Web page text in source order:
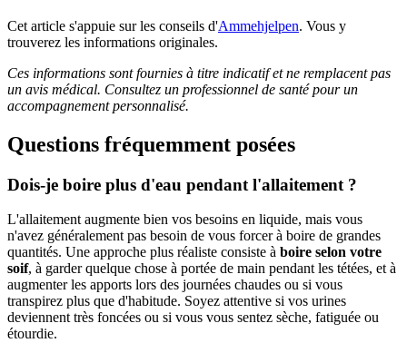
Cet article s'appuie sur les conseils d'Ammehjelpen. Vous y
trouverez les informations originales.
Ces informations sont fournies à titre indicatif et ne remplacent pas
un avis médical. Consultez un professionnel de santé pour un
accompagnement personnalisé.
Questions fréquemment posées
Dois-je boire plus d'eau pendant l'allaitement ?
L'allaitement augmente bien vos besoins en liquide, mais vous
n'avez généralement pas besoin de vous forcer à boire de grandes
quantités. Une approche plus réaliste consiste à boire selon votre
soif, à garder quelque chose à portée de main pendant les tétées, et à
augmenter les apports lors des journées chaudes ou si vous
transpirez plus que d'habitude. Soyez attentive si vos urines
deviennent très foncées ou si vous vous sentez sèche, fatiguée ou
étourdie.